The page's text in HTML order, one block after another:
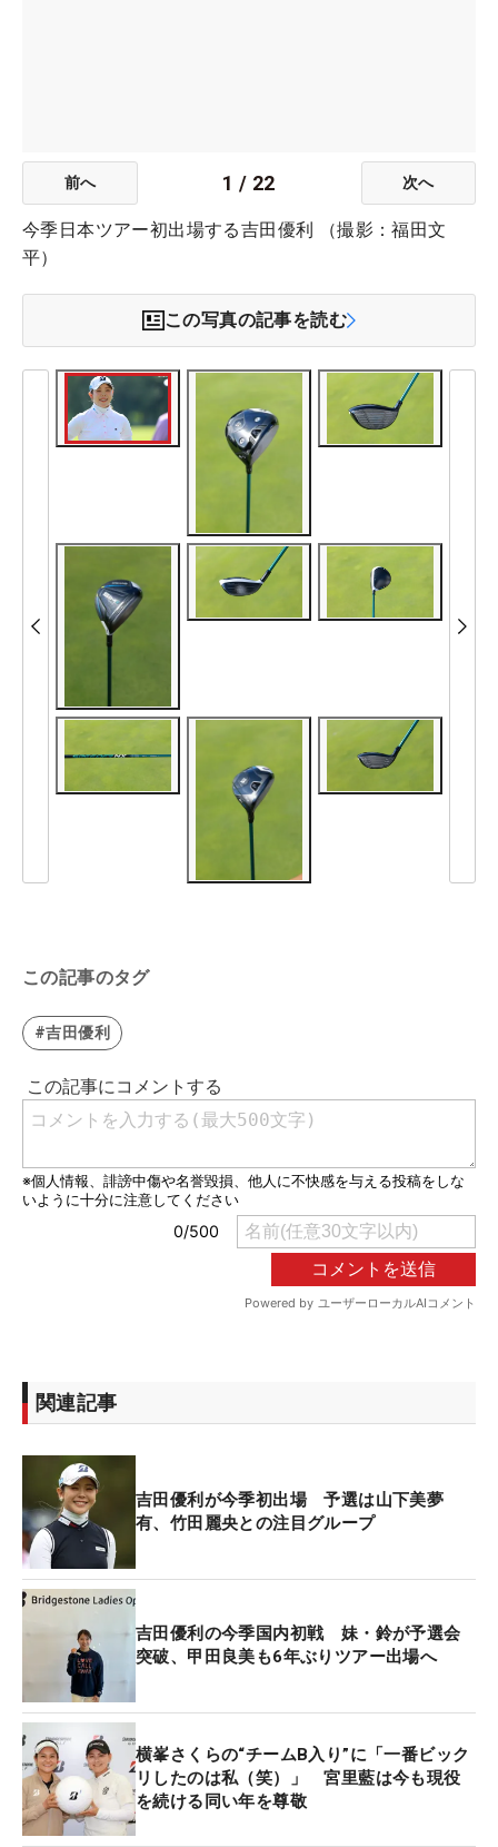
前へ 1 / 22 次へ
今季日本ツアー初出場する吉田優利 （撮影：福田文
平）
この写真の記事を読む
この記事のタグ
#吉田優利
関連記事
吉田優利が今季初出場 予選は山下美夢
有、竹田麗央との注目グループ
吉田優利の今季国内初戦 妹・鈴が予選会
突破、甲田良美も6年ぶりツアー出場へ
横峯さくらの“チームB入り”に「一番ビック
リしたのは私（笑）」 宮里藍は今も現役
を続ける同い年を尊敬